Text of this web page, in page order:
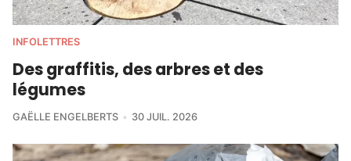
INFOLETTRES
Des graffitis, des arbres et des
légumes
GAËLLE ENGELBERTS 30 JUIL. 2026